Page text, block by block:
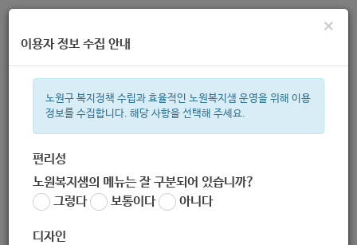
주간 인기검색어
한눈으로 보는 복지 정보
×
이용자 정보 수집 안내
노원구 복지정책 수립과 효율적인 노원복지샘 운영을 위해 이용
정보를 수집합니다. 해당 사항을 선택해 주세요.
편리성
노원복지샘의 메뉴는 잘 구분되어 있습니까?
그렇다
보통이다 아니다
디자인